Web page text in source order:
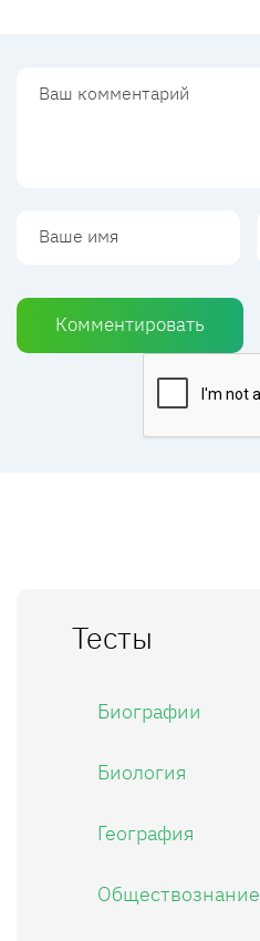
Комментировать
Тесты
Биографии
Биология
География
Обществознание